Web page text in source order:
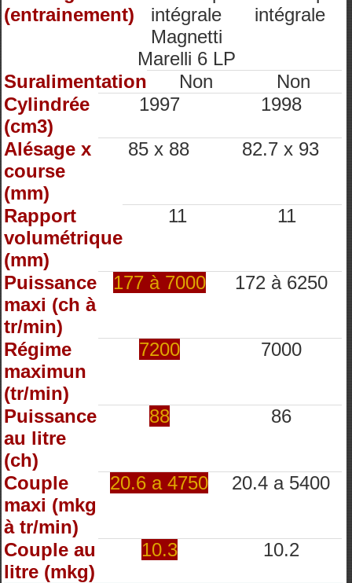
(entrainement)
intégrale
Magnetti
Marelli 6 LP
intégrale
Suralimentation Non
Non
Cylindrée
(cm3)
1997 1998
Alésage x
course
(mm)
85 x 88 82.7 x 93
Rapport
volumétrique
(mm)
11 11
Puissance
maxi (ch à
tr/min)
177 à 7000 172 à 6250
Régime
maximun
(tr/min)
7200 7000
Puissance
au litre
(ch)
88 86
Couple
maxi (mkg
à tr/min)
20.6 a 4750 20.4 a 5400
Couple au
litre (mkg)
10.3 10.2